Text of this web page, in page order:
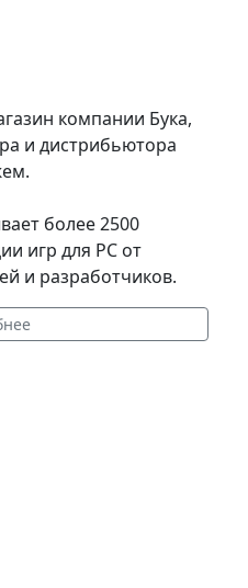
компании Бука,
и дистрибьютора
более 2500
игр для PC от
и разработчиков.